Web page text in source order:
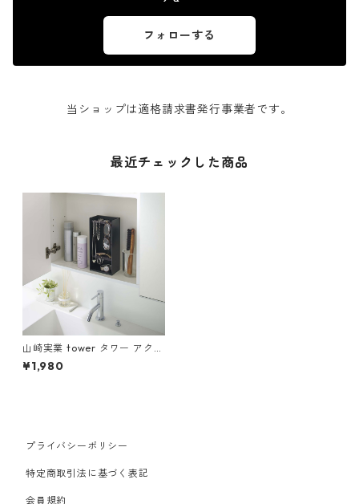
フォローする
当ショップは適格請求書発行事業者です。
最近チェックした商品
山崎実業 tower タワー アクセ
サリー収納ケース 4段 ブラッ
ク
¥1,980
プライバシーポリシー
特定商取引法に基づく表記
会員規約